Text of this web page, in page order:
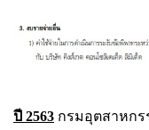
ปี 2563 กรมอุตสาหกร